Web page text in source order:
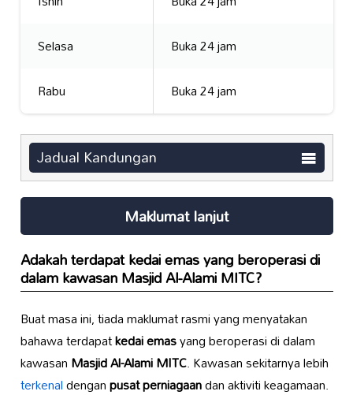
Selasa
Buka 24 jam
Rabu
Buka 24 jam
Jadual Kandungan
Maklumat lanjut
Adakah terdapatkedai emasyang beroperasi di
dalam kawasanMasjid Al-Alami MITC?
Buat masa ini, tiada maklumat rasmi yang menyatakan
bahawa terdapatkedai emasyang beroperasi di dalam
kawasanMasjid Al-Alami MITC. Kawasan sekitarnya lebih
terkenaldenganpusat perniagaandan aktiviti keagamaan.